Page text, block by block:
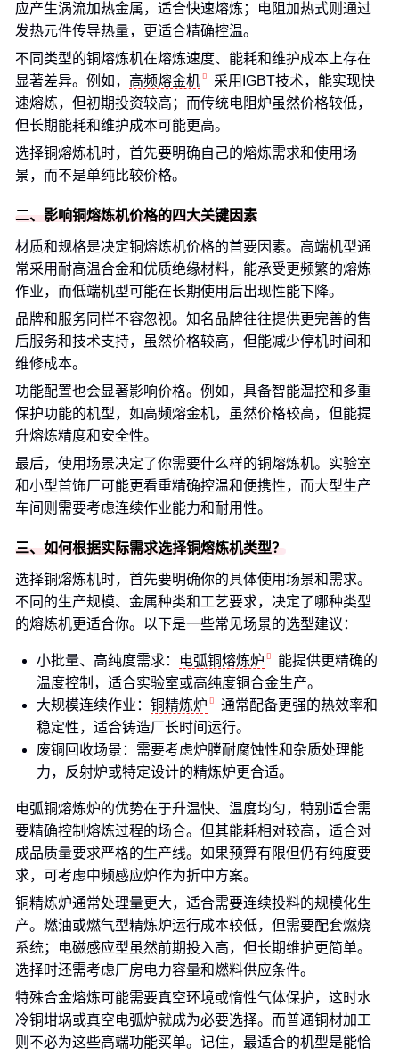
应产生涡流加热金属，适合快速熔炼；电阻加热式则通过
发热元件传导热量，更适合精确控温。
不同类型的铜熔炼机在熔炼速度、能耗和维护成本上存在
显著差异。例如， 高频熔金机
采用IGBT技术，能实现快
速熔炼，但初期投资较高；而传统电阻炉虽然价格较低，
但长期能耗和维护成本可能更高。
选择铜熔炼机时，首先要明确自己的熔炼需求和使用场
景，而不是单纯比较价格。
二、影响铜熔炼机价格的四大关键因素
材质和规格是决定铜熔炼机价格的首要因素。高端机型通
常采用耐高温合金和优质绝缘材料，能承受更频繁的熔炼
作业，而低端机型可能在长期使用后出现性能下降。
品牌和服务同样不容忽视。知名品牌往往提供更完善的售
后服务和技术支持，虽然价格较高，但能减少停机时间和
维修成本。
功能配置也会显著影响价格。例如，具备智能温控和多重
保护功能的机型，如高频熔金机，虽然价格较高，但能提
升熔炼精度和安全性。
最后，使用场景决定了你需要什么样的铜熔炼机。实验室
和小型首饰厂可能更看重精确控温和便携性，而大型生产
车间则需要考虑连续作业能力和耐用性。
三、如何根据实际需求选择铜熔炼机类型？
选择铜熔炼机时，首先要明确你的具体使用场景和需求。
不同的生产规模、金属种类和工艺要求，决定了哪种类型
的熔炼机更适合你。以下是一些常见场景的选型建议：
小批量、高纯度需求： 电弧铜熔炼炉
能提供更精确的
温度控制，适合实验室或高纯度铜合金生产。
大规模连续作业： 铜精炼炉
通常配备更强的热效率和
稳定性，适合铸造厂长时间运行。
废铜回收场景：需要考虑炉膛耐腐蚀性和杂质处理能
力，反射炉或特定设计的精炼炉更合适。
电弧铜熔炼炉的优势在于升温快、温度均匀，特别适合需
要精确控制熔炼过程的场合。但其能耗相对较高，适合对
成品质量要求严格的生产线。如果预算有限但仍有纯度要
求，可考虑中频感应炉作为折中方案。
铜精炼炉通常处理量更大，适合需要连续投料的规模化生
产。燃油或燃气型精炼炉运行成本较低，但需要配套燃烧
系统；电磁感应型虽然前期投入高，但长期维护更简单。
选择时还需考虑厂房电力容量和燃料供应条件。
特殊合金熔炼可能需要真空环境或惰性气体保护，这时水
冷铜坩埚或真空电弧炉就成为必要选择。而普通铜材加工
则不必为这些高端功能买单。记住，最适合的机型是能恰